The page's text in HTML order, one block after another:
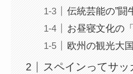
伝統芸能の”闘
お昼寝文化の
欧州の観光大国
スペインってサッ